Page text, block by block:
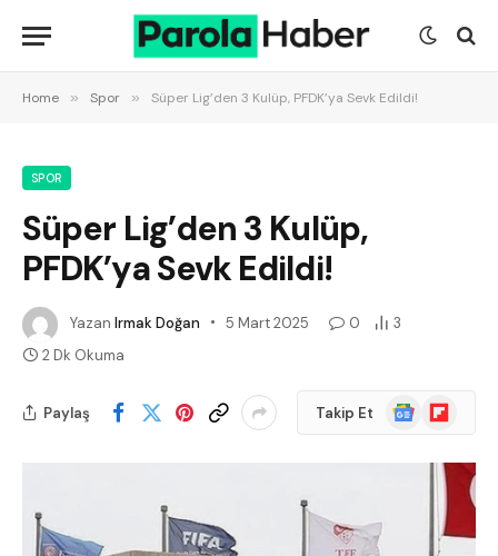
Home » Spor » Süper Lig’den 3 Kulüp, PFDK’ya Sevk Edildi!
SPOR
Süper Lig’den 3 Kulüp,
PFDK’ya Sevk Edildi!
Yazan Irmak Doğan 5 Mart 2025 0
3
2 Dk Okuma
Paylaş Takip Et
Google
News
Flipboard